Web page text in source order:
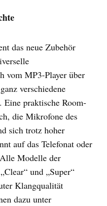
das neue Zubehör
vom MP3-Player über
verschiedene
Eine praktische Room-
die Mikrofone des
sich trotz hoher
auf das Telefonat oder
Modelle der
und „Super“
Klangqualität
dazu unter